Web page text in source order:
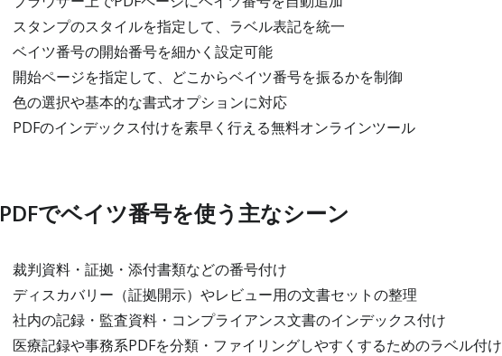
スタンプのスタイルを指定して、ラベル表記を統一
ベイツ番号の開始番号を細かく設定可能
開始ページを指定して、どこからベイツ番号を振るかを制御
色の選択や基本的な書式オプションに対応
PDFのインデックス付けを素早く行える無料オンラインツール
PDFでベイツ番号を使う主なシーン
裁判資料・証拠・添付書類などの番号付け
ディスカバリー（証拠開示）やレビュー用の文書セットの整理
社内の記録・監査資料・コンプライアンス文書のインデックス付け
医療記録や事務系PDFを分類・ファイリングしやすくするためのラベル付け